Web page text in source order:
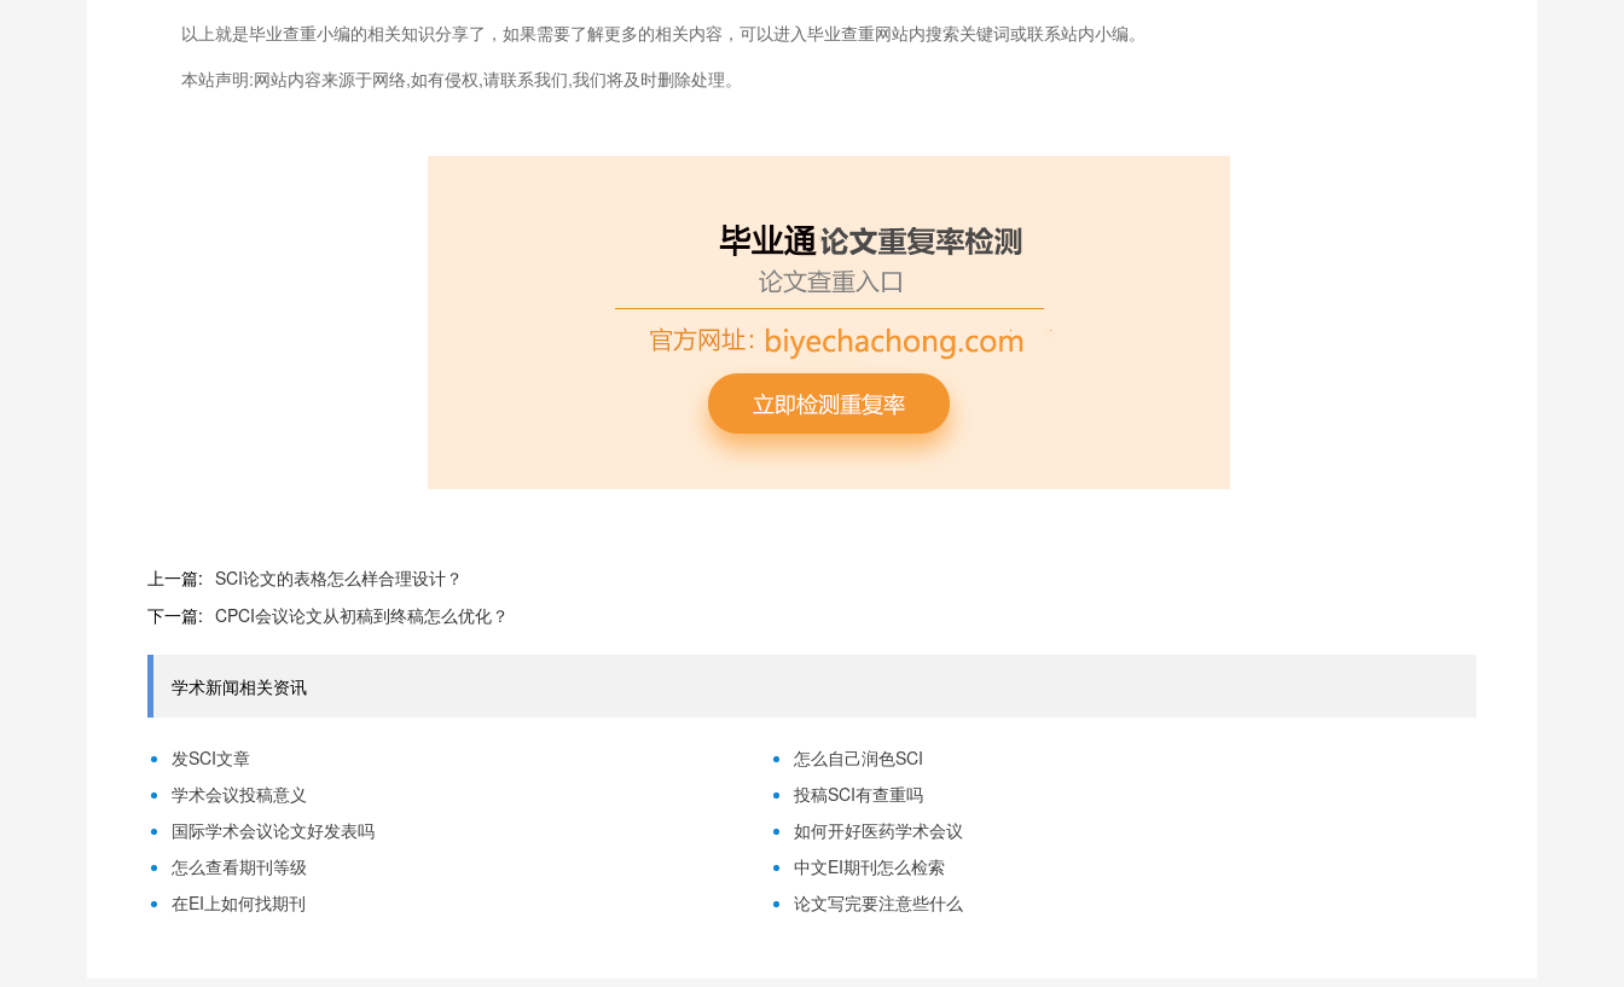
以上就是毕业查重小编的相关知识分享了，如果需要了解更多的相关内容，可以进入毕业查重网站内搜索关键词或联系站内小编。
本站声明:网站内容来源于网络,如有侵权,请联系我们,我们将及时删除处理。
上一篇: SCI论文的表格怎么样合理设计？
下一篇: CPCI会议论文从初稿到终稿怎么优化？
学术新闻相关资讯
发SCI文章
怎么自己润色SCI
学术会议投稿意义
投稿SCI有查重吗
国际学术会议论文好发表吗
如何开好医药学术会议
怎么查看期刊等级
中文EI期刊怎么检索
在EI上如何找期刊
论文写完要注意些什么